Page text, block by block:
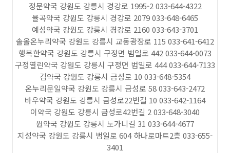
정문약국 강원도 강릉시 경강로 1995-2 033-644-4322
율곡약국 강원도 강릉시 경강로 2079 033-648-6465
예성약국 강원도 강릉시 경강로 2160 033-643-3701
솔올온누리약국 강원도 강릉시 교동광장로 115 033-641-6412
행복한약국 강원도 강릉시 구정면 범일로 442 033-644-0073
구정열린약국 강원도 강릉시 구정면 범일로 444 033-644-7133
김약국 강원도 강릉시 금성로 10 033-648-5354
온누리문일약국 강원도 강릉시 금성로 58 033-643-2472
바우약국 강원도 강릉시 금성로22번길 10 033-642-1164
이약국 강원도 강릉시 금성로42번길 2 033-648-3040
원약국 강원도 강릉시 노가니길 31 033-644-4677
지성약국 강원도 강릉시 범일로 604 하나로마트2층 033-655-
3401